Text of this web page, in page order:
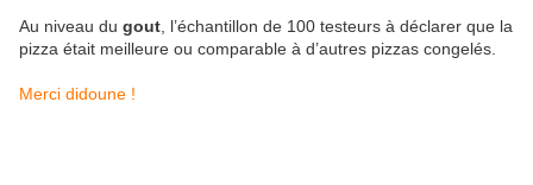
Au niveau du gout , l’échantillon de 100 testeurs à déclarer que la
pizza était meilleure ou comparable à d’autres pizzas congelés.
Merci didoune !